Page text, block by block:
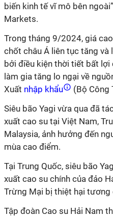
biến kinh tế vĩ mô bên
Markets.
Trong tháng 9/2024, giá
chốt châu Á liên tục tăng
bởi điều kiện thời tiết bất lợi
làm gia tăng lo ngại về
Xuất nhập khẩu
(Bộ Công
Siêu bão Yagi vừa qua đã
xuất cao su tại Việt Nam,
Malaysia, ảnh hưởng đến
mùa cao điểm.
Tại Trung Quốc, siêu bão
xuất cao su chính của đảo
Trừng Mại bị thiệt hại tương
Tập đoàn Cao su Hải Nam